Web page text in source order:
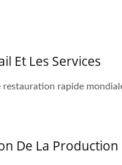
Et Les Services
rapide
De La Production